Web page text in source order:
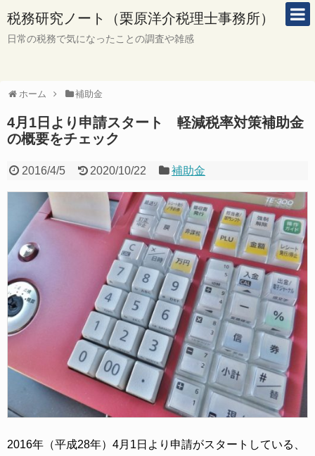
税務研究ノート（栗原洋介税理士事務所）
日常の税務で気になったことの調査や雑感
ホーム 補助金
4月1日より申請スタート 軽減税率対策補助金
の概要をチェック
2016/4/5 2020/10/22 補助金
2016年（平成28年）4月1日より申請がスタートしている、